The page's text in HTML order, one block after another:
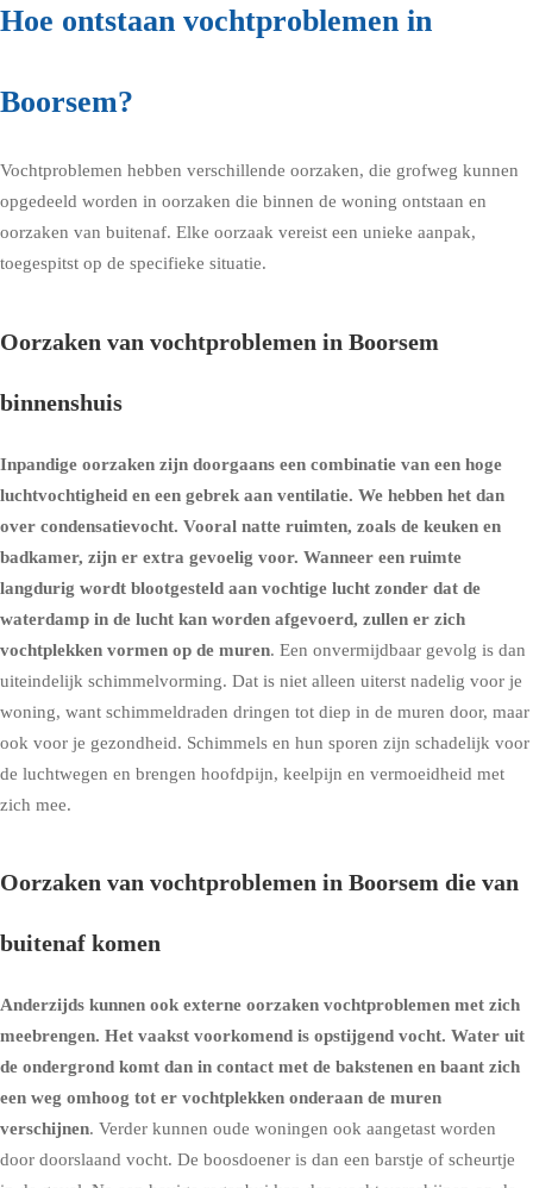
Hoe ontstaan vochtproblemen in
Boorsem?
Vochtproblemen hebben verschillende oorzaken, die grofweg kunnen
opgedeeld worden in oorzaken die binnen de woning ontstaan en
oorzaken van buitenaf. Elke oorzaak vereist een unieke aanpak,
toegespitst op de specifieke situatie.
Oorzaken van vochtproblemen in Boorsem
binnenshuis
Inpandige oorzaken zijn doorgaans een combinatie van een hoge
luchtvochtigheid en een gebrek aan ventilatie. We hebben het dan
over condensatievocht. Vooral natte ruimten, zoals de keuken en
badkamer, zijn er extra gevoelig voor. Wanneer een ruimte
langdurig wordt blootgesteld aan vochtige lucht zonder dat de
waterdamp in de lucht kan worden afgevoerd, zullen er zich
vochtplekken vormen op de muren. Een onvermijdbaar gevolg is dan
uiteindelijk schimmelvorming. Dat is niet alleen uiterst nadelig voor je
woning, want schimmeldraden dringen tot diep in de muren door, maar
ook voor je gezondheid. Schimmels en hun sporen zijn schadelijk voor
de luchtwegen en brengen hoofdpijn, keelpijn en vermoeidheid met
zich mee.
Oorzaken van vochtproblemen in Boorsem die van
buitenaf komen
Anderzijds kunnen ook externe oorzaken vochtproblemen met zich
meebrengen. Het vaakst voorkomend is opstijgend vocht. Water uit
de ondergrond komt dan in contact met de bakstenen en baant zich
een weg omhoog tot er vochtplekken onderaan de muren
verschijnen. Verder kunnen oude woningen ook aangetast worden
door doorslaand vocht. De boosdoener is dan een barstje of scheurtje